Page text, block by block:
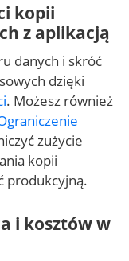
kopii
z aplikacją
danych i skróć
dzięki
. Możesz również
zużycie
kopii
produkcyjną.
i kosztów w